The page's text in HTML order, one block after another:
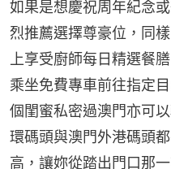
如果是想慶祝周年紀念
烈推薦選擇尊豪位，同
上享受廚師每日精選餐
乘坐免費專車前往指定
個閨蜜私密過澳門亦可
環碼頭與澳門外港碼頭
高，讓妳從踏出門口那